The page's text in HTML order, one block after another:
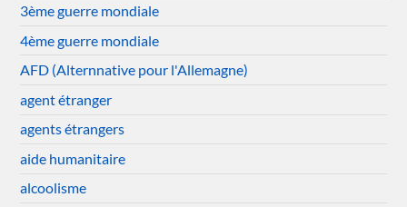
3ème guerre mondiale
4ème guerre mondiale
AFD (Alternnative pour l'Allemagne)
agent étranger
agents étrangers
aide humanitaire
alcoolisme